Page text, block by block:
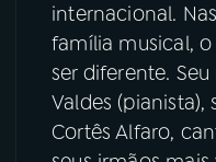
internacional.
família musical,
ser diferente.
Valdes (pianista),
Cortês Alfaro,